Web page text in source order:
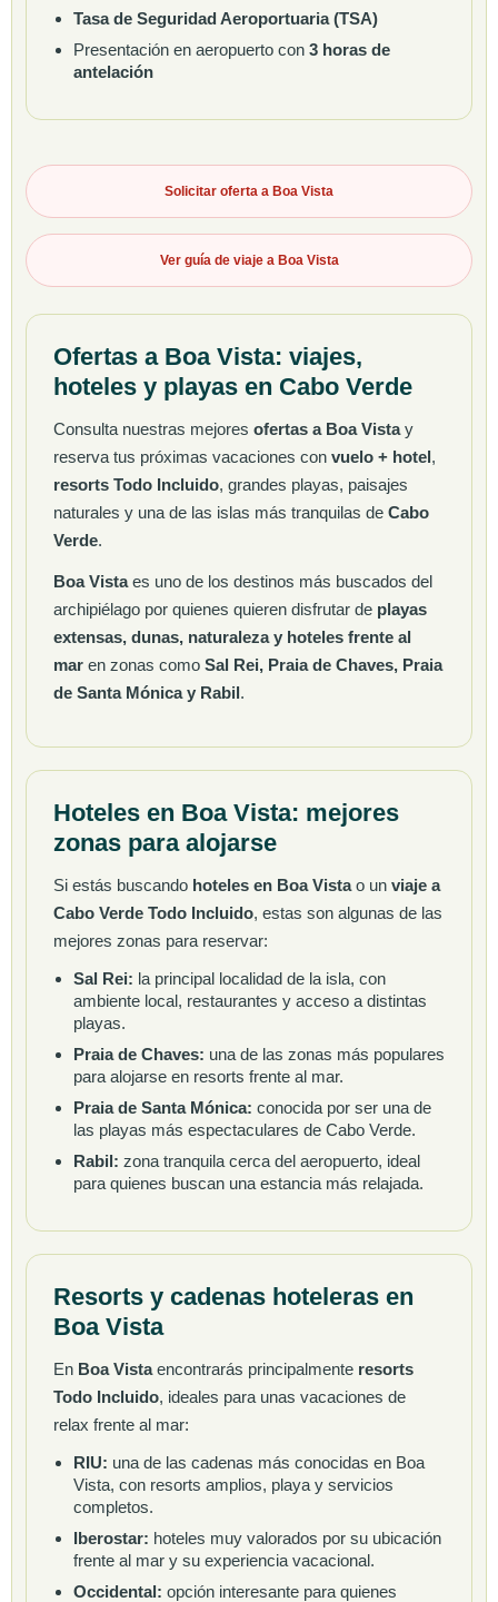
Tasa de Seguridad Aeroportuaria (TSA)
Presentación en aeropuerto con 3 horas de
antelación
Solicitar oferta a Boa Vista
Ver guía de viaje a Boa Vista
Ofertas a Boa Vista: viajes,
hoteles y playas en Cabo Verde
Consulta nuestras mejores ofertas a Boa Vistay
reserva tus próximas vacaciones con vuelo + hotel,
resorts Todo Incluido, grandes playas, paisajes
naturales y una de las islas más tranquilas de Cabo
Verde.
Boa Vistaes uno de los destinos más buscados del
archipiélago por quienes quieren disfrutar de playas
extensas, dunas, naturaleza y hoteles frente al
mar en zonas como Sal Rei, Praia de Chaves, Praia
de Santa Mónica y Rabil.
Hoteles en Boa Vista: mejores
zonas para alojarse
Si estás buscando hoteles en Boa Vistao un viaje a
Cabo Verde Todo Incluido, estas son algunas de las
mejores zonas para reservar:
Sal Rei: la principal localidad de la isla, con
ambiente local, restaurantes y acceso a distintas
playas.
Praia de Chaves: una de las zonas más populares
para alojarse en resorts frente al mar.
Praia de Santa Mónica: conocida por ser una de
las playas más espectaculares de Cabo Verde.
Rabil: zona tranquila cerca del aeropuerto, ideal
para quienes buscan una estancia más relajada.
Resorts y cadenas hoteleras en
Boa Vista
En Boa Vistaencontrarás principalmente resorts
Todo Incluido, ideales para unas vacaciones de
relax frente al mar:
RIU: una de las cadenas más conocidas en Boa
Vista, con resorts amplios, playa y servicios
completos.
Iberostar: hoteles muy valorados por su ubicación
frente al mar y su experiencia vacacional.
Occidental: opción interesante para quienes